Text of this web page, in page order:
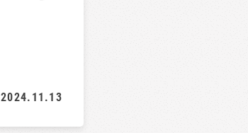
2024.11.13